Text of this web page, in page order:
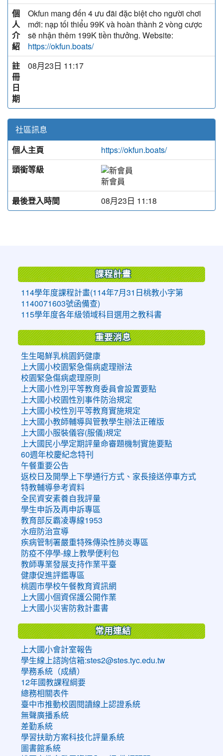
個
人
介
紹
Okfun mang đến 4 ưu đãi đặc biệt cho người chơi
mới: nạp tối thiểu 99K và hoàn thành 2 vòng cược
sẽ nhận thêm 199K tiền thưởng. Website:
https://okfun.boats/
註
冊
日
期
08月23日 11:17
社區訊息
個人主頁
https://okfun.boats/
頭銜等級
新會員
最後登入時間
08月23日 11:18
課程計畫
114學年度課程計畫(114年7月31日桃教小字第
1140071603號函備查)
115學年度各年級領域科目選用之教科書
重要消息
生生喝鮮乳桃園鈣健康
上大國小校園緊急傷病處理辦法
校園緊急傷病處理原則
上大國小性別平等教育委員會設置要點
上大國小校園性別事件防治規定
上大國小校性別平等教育實施規定
上大國小教師輔導與管教學生辦法正確版
上大國小服裝儀容(服儀)規定
上大國民小學定期評量命審題機制實施要點
60週年校慶紀念特刊
午餐重要公告
返校日及開學上下學通行方式、家長接送停車方式
特教輔導參考資料
全民資安素養自我評量
學生申訴及再申訴專區
教育部反霸凌專線1953
水痘防治宣導
疾病管制署嚴重特殊傳染性肺炎專區
防疫不停學-線上教學便利包
教師專業發展支持作業平臺
健康促進評鑑專區
桃園市學校午餐教育資訊網
上大國小個資保護公開作業
上大國小災害防救計畫書
常用連結
上大國小會計室報告
學生線上諮詢信箱:stes2@stes.tyc.edu.tw
學務系統（成績）
12年國教課程綱要
總務相關表件
臺中市推動校園閱讀線上認證系統
無聲廣播系統
差勤系統
學習扶助方案科技化評量系統
圖書館系統